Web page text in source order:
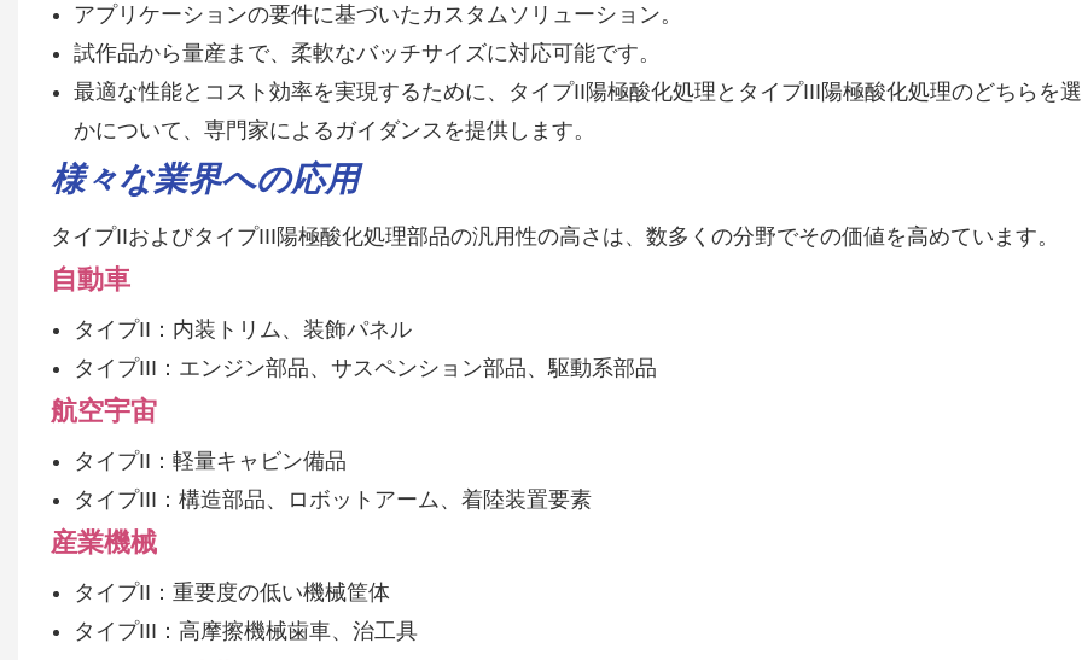
アプリケーションの要件に基づいたカスタムソリューション。
試作品から量産まで、柔軟なバッチサイズに対応可能です。
最適な性能とコスト効率を実現するために、タイプII陽極酸化処理とタイプIII陽極酸化処理のどちらを
かについて、専門家によるガイダンスを提供します。
様々な業界への応用
タイプIIおよびタイプIII陽極酸化処理部品の汎用性の高さは、数多くの分野でその価値を高めています。
自動車
タイプII：内装トリム、装飾パネル
タイプIII：エンジン部品、サスペンション部品、駆動系部品
航空宇宙
タイプII：軽量キャビン備品
タイプIII：構造部品、ロボットアーム、着陸装置要素
産業機械
タイプII：重要度の低い機械筐体
タイプIII：高摩擦機械歯車、治工具